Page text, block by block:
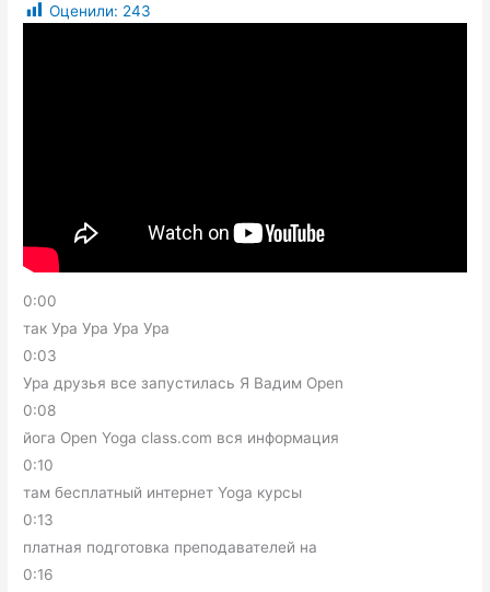
Оценили: 243
0:00
так Ура Ура Ура Ура
0:03
Ура друзья все запустилась Я Вадим Open
0:08
йога Open Yoga class.com вся информация
0:10
там бесплатный интернет Yoga курсы
0:13
платная подготовка преподавателей на
0:16